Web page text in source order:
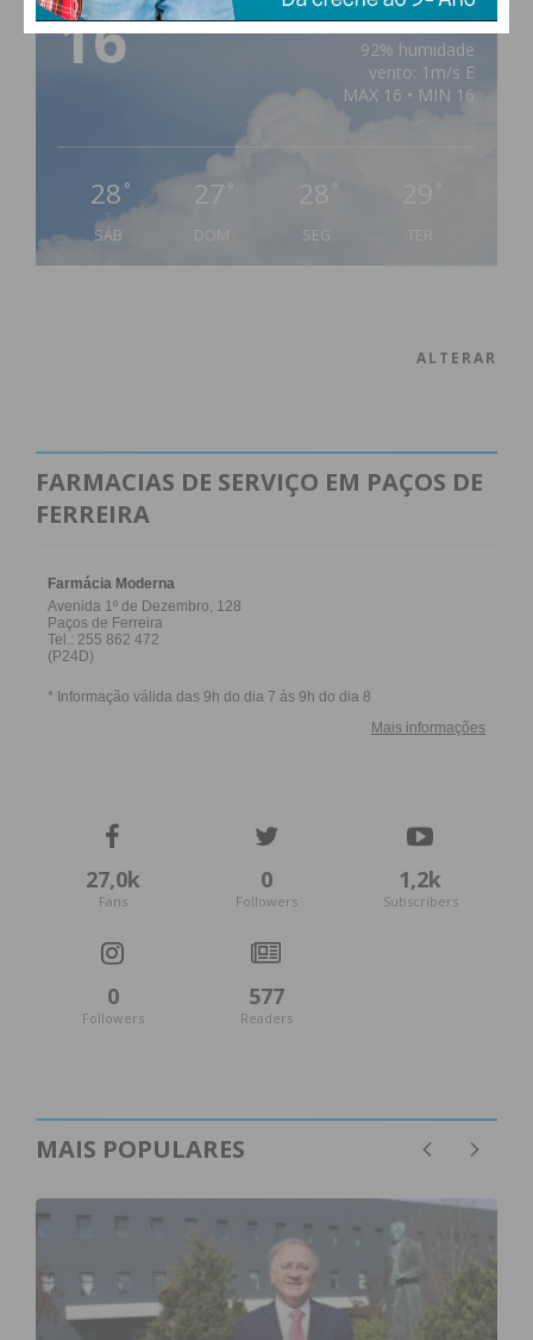
16°
scattered clouds
92% humidade
vento: 1m/s E
MAX 16 • MIN 16
28 °
SÁB
27 °
DOM
28 °
SEG
ALTERAR
FARMACIAS DE SERVIÇO EM PAÇOS DE
FERREIRA
27,0k
Fans
0
Followers
1,2k
Subscribers
0
Followers
577
Readers
MAIS POPULARES